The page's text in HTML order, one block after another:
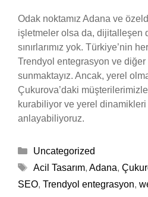
Odak noktamız Adana ve
işletmeler olsa da, dijitalleşen
sınırlarımız yok. Türkiye’nin
Trendyol entegrasyon ve
sunmaktayız. Ancak, yerel
Çukurova’daki
kurabiliyor ve yerel
anlayabiliyoruz.
Kategoriler
Uncategorized
Etiketler
Acil Tasarım, Adana,
SEO, Trendyol entegrasyon,